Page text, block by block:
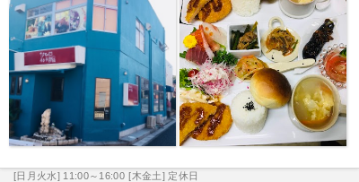
[日月火水] 11:00～16:00 [木金土] 定休日